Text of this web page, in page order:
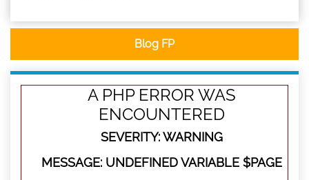
Blog FP
A PHP ERROR WAS
ENCOUNTERED
SEVERITY: WARNING
MESSAGE: UNDEFINED VARIABLE $PAGE